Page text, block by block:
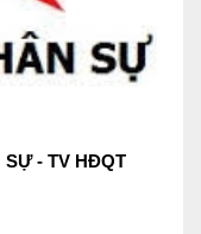
SỰ - TV HĐQT